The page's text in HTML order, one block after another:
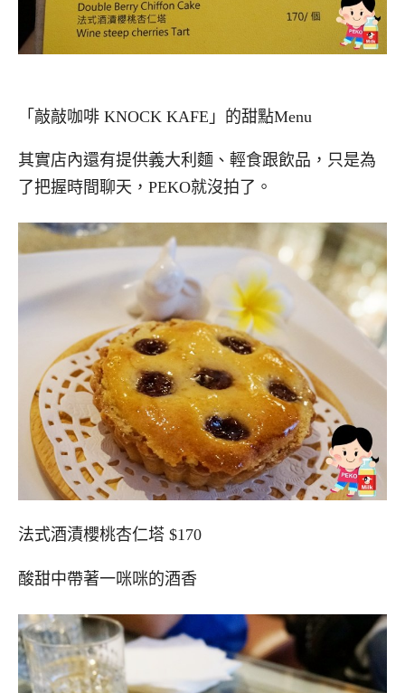
「敲敲咖啡 KNOCK KAFE」的甜點Menu
其實店內還有提供義大利麵、輕食跟飲品，只是為
了把握時間聊天，PEKO就沒拍了。
法式酒漬櫻桃杏仁塔 $170
酸甜中帶著一咪咪的酒香